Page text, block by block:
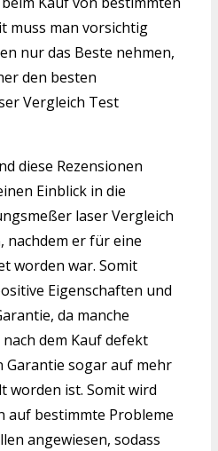
muss man vorsichtig
nur das Beste nehmen,
den besten
Vergleich Test
diese Rezensionen
Einblick in die
laser Vergleich
nachdem er für eine
worden war. Somit
Eigenschaften und
da manche
dem Kauf defekt
Garantie sogar auf mehr
worden ist. Somit wird
auf bestimmte Probleme
angewiesen, sodass